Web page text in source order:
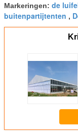
Markeringen: de
buitenpartijtenten ,